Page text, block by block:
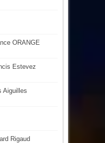
ORANGE
Estevez
Aiguilles
Rigaud